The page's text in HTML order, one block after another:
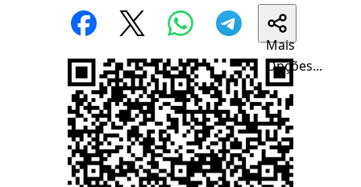
Mais
Opções...